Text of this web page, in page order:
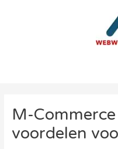
M-Commerce
voordelen